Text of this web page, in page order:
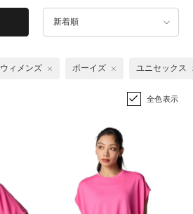
新着順
ウィメンズ ボーイズ ユニセックス
全色表示